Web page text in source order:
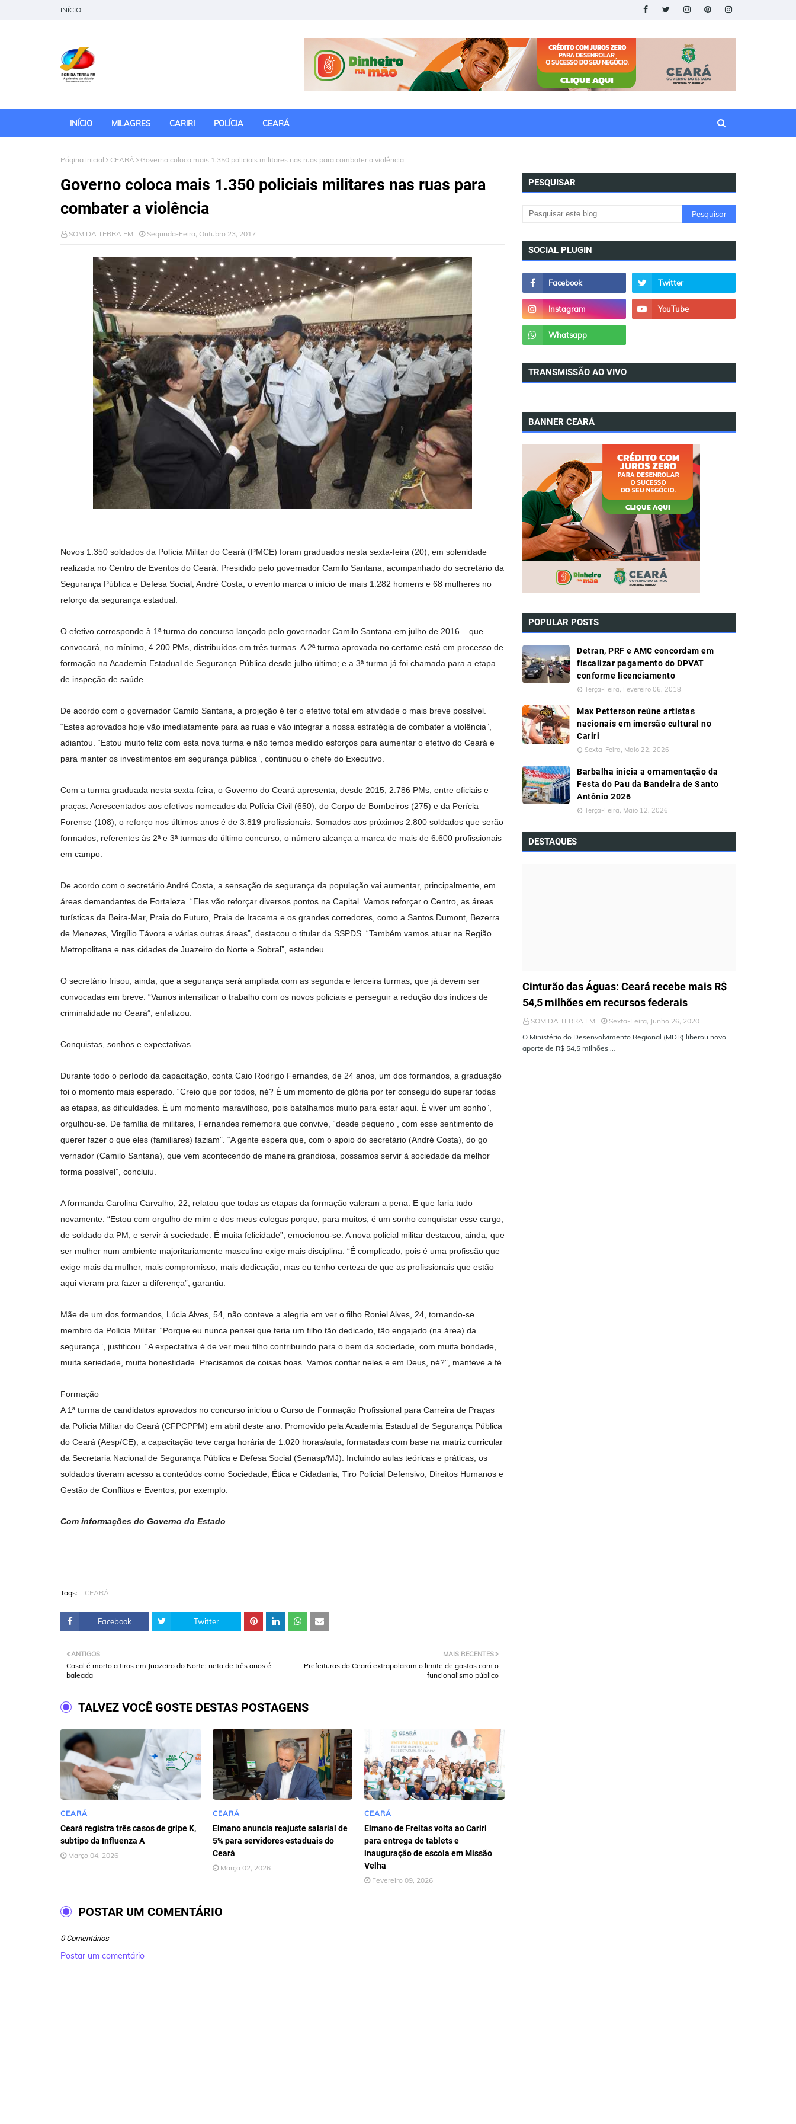
INÍCIO
INÍCIO MILAGRES CARIRI POLÍCIA CEARÁ
Página inicial CEARÁ Governo coloca mais 1.350 policiais militares nas ruas para combater a violência
Governo coloca mais 1.350 policiais militares nas ruas para
combater a violência
SOM DA TERRA FM Segunda-Feira, Outubro 23, 2017
Novos 1.350 soldados da Polícia Militar do Ceará (PMCE) foram graduados nesta sexta-feira (20), em solenidade
realizada no Centro de Eventos do Ceará. Presidido pelo governador Camilo Santana, acompanhado do secretário da
Segurança Pública e Defesa Social, André Costa, o evento marca o início de mais 1.282 homens e 68 mulheres no
reforço da segurança estadual.
O efetivo corresponde à 1ª turma do concurso lançado pelo governador Camilo Santana em julho de 2016 – que
convocará, no mínimo, 4.200 PMs, distribuídos em três turmas. A 2ª turma aprovada no certame está em processo de
formação na Academia Estadual de Segurança Pública desde julho último; e a 3ª turma já foi chamada para a etapa
de inspeção de saúde.
De acordo com o governador Camilo Santana, a projeção é ter o efetivo total em atividade o mais breve possível.
“Estes aprovados hoje vão imediatamente para as ruas e vão integrar a nossa estratégia de combater a violência”,
adiantou. “Estou muito feliz com esta nova turma e não temos medido esforços para aumentar o efetivo do Ceará e
para manter os investimentos em segurança pública”, continuou o chefe do Executivo.
Com a turma graduada nesta sexta-feira, o Governo do Ceará apresenta, desde 2015, 2.786 PMs, entre oficiais e
praças. Acrescentados aos efetivos nomeados da Polícia Civil (650), do Corpo de Bombeiros (275) e da Perícia
Forense (108), o reforço nos últimos anos é de 3.819 profissionais. Somados aos próximos 2.800 soldados que serão
formados, referentes às 2ª e 3ª turmas do último concurso, o número alcança a marca de mais de 6.600 profissionais
em campo.
De acordo com o secretário André Costa, a sensação de segurança da população vai aumentar, principalmente, em
áreas demandantes de Fortaleza. “Eles vão reforçar diversos pontos na Capital. Vamos reforçar o Centro, as áreas
turísticas da Beira-Mar, Praia do Futuro, Praia de Iracema e os grandes corredores, como a Santos Dumont, Bezerra
de Menezes, Virgílio Távora e várias outras áreas”, destacou o titular da SSPDS. “Também vamos atuar na Região
Metropolitana e nas cidades de Juazeiro do Norte e Sobral”, estendeu.
O secretário frisou, ainda, que a segurança será ampliada com as segunda e terceira turmas, que já devem ser
convocadas em breve. “Vamos intensificar o trabalho com os novos policiais e perseguir a redução dos índices de
criminalidade no Ceará”, enfatizou.
Conquistas, sonhos e expectativas
Durante todo o período da capacitação, conta Caio Rodrigo Fernandes, de 24 anos, um dos formandos, a graduação
foi o momento mais esperado. “Creio que por todos, né? É um momento de glória por ter conseguido superar todas
as etapas, as dificuldades. É um momento maravilhoso, pois batalhamos muito para estar aqui. É viver um sonho”,
orgulhou-se. De família de militares, Fernandes rememora que convive, “desde pequeno , com esse sentimento de
querer fazer o que eles (familiares) faziam”. “A gente espera que, com o apoio do secretário (André Costa), do go
vernador (Camilo Santana), que vem acontecendo de maneira grandiosa, possamos servir à sociedade da melhor
forma possível”, concluiu.
A formanda Carolina Carvalho, 22, relatou que todas as etapas da formação valeram a pena. E que faria tudo
novamente. “Estou com orgulho de mim e dos meus colegas porque, para muitos, é um sonho conquistar esse cargo,
de soldado da PM, e servir à sociedade. É muita felicidade”, emocionou-se. A nova policial militar destacou, ainda, que
ser mulher num ambiente majoritariamente masculino exige mais disciplina. “É complicado, pois é uma profissão que
exige mais da mulher, mais compromisso, mais dedicação, mas eu tenho certeza de que as profissionais que estão
aqui vieram pra fazer a diferença”, garantiu.
Mãe de um dos formandos, Lúcia Alves, 54, não conteve a alegria em ver o filho Roniel Alves, 24, tornando-se
membro da Polícia Militar. “Porque eu nunca pensei que teria um filho tão dedicado, tão engajado (na área) da
segurança”, justificou. “A expectativa é de ver meu filho contribuindo para o bem da sociedade, com muita bondade,
muita seriedade, muita honestidade. Precisamos de coisas boas. Vamos confiar neles e em Deus, né?”, manteve a fé.
Formação
A 1ª turma de candidatos aprovados no concurso iniciou o Curso de Formação Profissional para Carreira de Praças
da Polícia Militar do Ceará (CFPCPPM) em abril deste ano. Promovido pela Academia Estadual de Segurança Pública
do Ceará (Aesp/CE), a capacitação teve carga horária de 1.020 horas/aula, formatadas com base na matriz curricular
da Secretaria Nacional de Segurança Pública e Defesa Social (Senasp/MJ). Incluindo aulas teóricas e práticas, os
soldados tiveram acesso a conteúdos como Sociedade, Ética e Cidadania; Tiro Policial Defensivo; Direitos Humanos e
Gestão de Conflitos e Eventos, por exemplo.
Com informações do Governo do Estado
Tags: CEARÁ
Facebook Twitter
MAIS RECENTES
Prefeituras do Ceará extrapolaram o limite de gastos com o
funcionalismo público
ANTIGOS
Casal é morto a tiros em Juazeiro do Norte; neta de três anos é
baleada
TALVEZ VOCÊ GOSTE DESTAS POSTAGENS
CEARÁ
Ceará registra três casos de gripe K,
subtipo da Influenza A
Março 04, 2026
CEARÁ
Elmano anuncia reajuste salarial de
5% para servidores estaduais do
Ceará
Março 02, 2026
CEARÁ
Elmano de Freitas volta ao Cariri
para entrega de tablets e
inauguração de escola em Missão
Velha
Fevereiro 09, 2026
POSTAR UM COMENTÁRIO
0 Comentários
Postar um comentário
PESQUISAR
SOCIAL PLUGIN
TRANSMISSÃO AO VIVO
BANNER CEARÁ
POPULAR POSTS
Detran, PRF e AMC concordam em
fiscalizar pagamento do DPVAT
conforme licenciamento
Terça-Feira, Fevereiro 06, 2018
Max Petterson reúne artistas
nacionais em imersão cultural no
Cariri
Sexta-Feira, Maio 22, 2026
Barbalha inicia a ornamentação da
Festa do Pau da Bandeira de Santo
Antônio 2026
Terça-Feira, Maio 12, 2026
DESTAQUES
Cinturão das Águas: Ceará recebe mais R$
54,5 milhões em recursos federais
SOM DA TERRA FM
Sexta-Feira, Junho 26, 2020
O Ministério do Desenvolvimento Regional (MDR) liberou novo
aporte de R$ 54,5 milhões …